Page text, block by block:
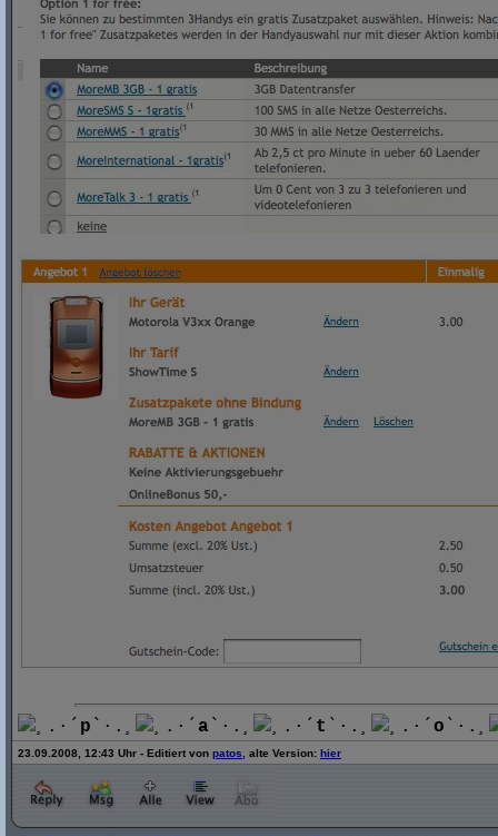
¸.·´ p `·.¸ ¸.·´ a `·.¸ ¸.·´ t `·.¸ ¸.·´ o `·.¸
23.09.2008, 12:43 Uhr - Editiert von patos , alte Version: hier